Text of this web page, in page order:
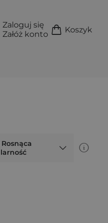
Zaloguj się
Załóż konto
Koszyk